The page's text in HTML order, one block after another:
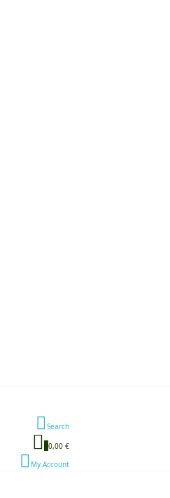
Search
0,00 €
My Account